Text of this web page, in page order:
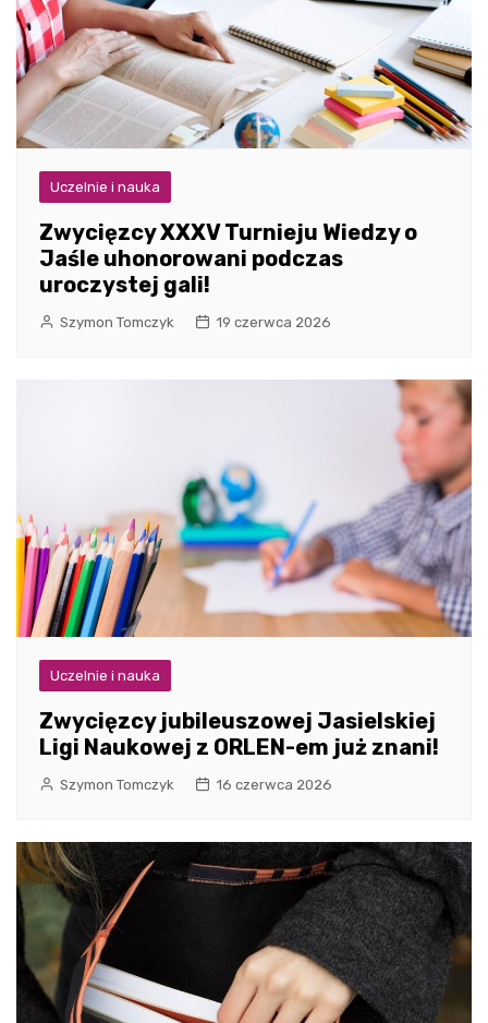
Uczelnie i nauka
Zwycięzcy XXXV Turnieju Wiedzy o
Jaśle uhonorowani podczas
uroczystej gali!
Szymon Tomczyk 19 czerwca 2026
Uczelnie i nauka
Zwycięzcy jubileuszowej Jasielskiej
Ligi Naukowej z ORLEN-em już znani!
Szymon Tomczyk 16 czerwca 2026